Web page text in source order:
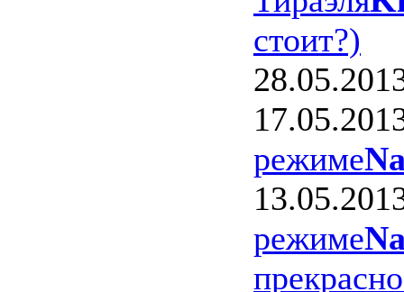
стоит?)
режиме
режиме